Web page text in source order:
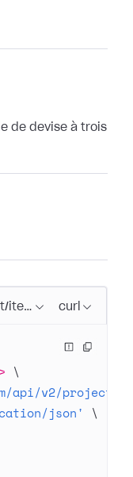
de devise à trois
{item_sku}
curl
> \
api/v2/project/
json'
\